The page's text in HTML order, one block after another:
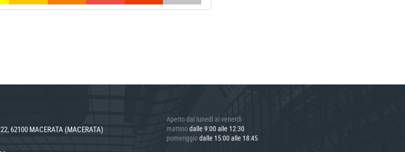
62100 MACERATA (MACERATA)
Aperto dal lunedì al venerdì
mattinodalle 9:00 alle 12:30
pomeriggiodalle 15:00 alle 18:45